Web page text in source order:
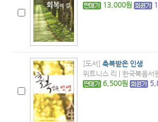
13,000원
[도서] 축복받은 인생
위트니스 리 | 한국복음
6,500원